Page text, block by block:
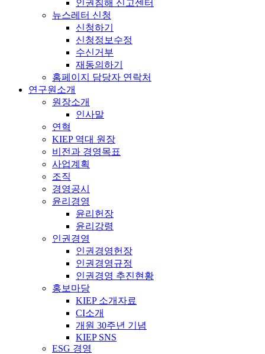
인권침해 신고센터
뉴스레터 신청
신청하기
신청정보수정
수신거부
재동의하기
홈페이지 담당자 연락처
연구원소개
원장소개
인사말
연혁
KIEP 역대 원장
비전과 경영목표
사업계획
조직
경영공시
윤리경영
윤리헌장
윤리강령
인권경영
인권경영헌장
인권경영규정
인권경영 추진현황
홍보마당
KIEP 소개자료
CI소개
개원 30주년 기념
KIEP SNS
ESG 경영